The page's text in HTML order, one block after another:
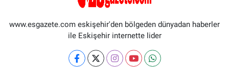
www.esgazete.com eskişehir'den bölgeden dünyadan haberler
ile Eskişehir internette lider